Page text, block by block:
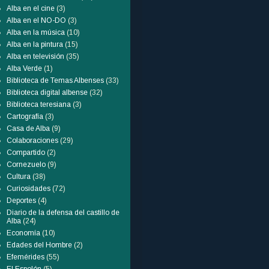
Alba en el cine (3)
Alba en el NO-DO (3)
Alba en la música (10)
Alba en la pintura (15)
Alba en televisión (35)
Alba Verde (1)
Biblioteca de Temas Albenses (33)
Biblioteca digital albense (32)
Biblioteca teresiana (3)
Cartografía (3)
Casa de Alba (9)
Colaboraciones (29)
Compartido (2)
Cornezuelo (9)
Cultura (38)
Curiosidades (72)
Deportes (4)
Diario de la defensa del castillo de
Alba (24)
Economía (10)
Edades del Hombre (2)
Efemérides (55)